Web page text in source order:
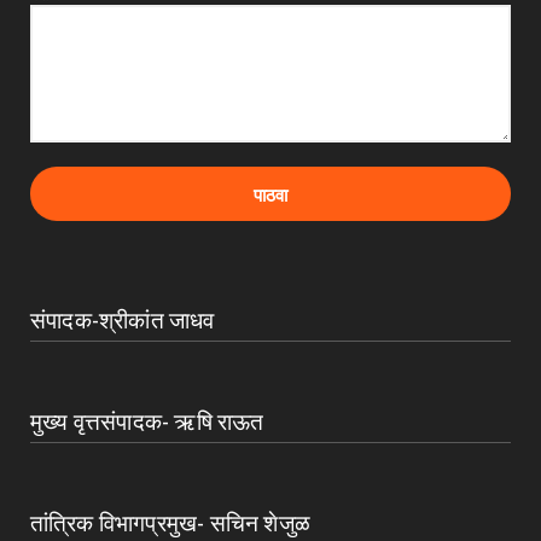
संपादक-श्रीकांत जाधव
मुख्य वृत्तसंपादक- ऋषि राऊत
तांत्रिक विभागप्रमुख- सचिन शेजुळ